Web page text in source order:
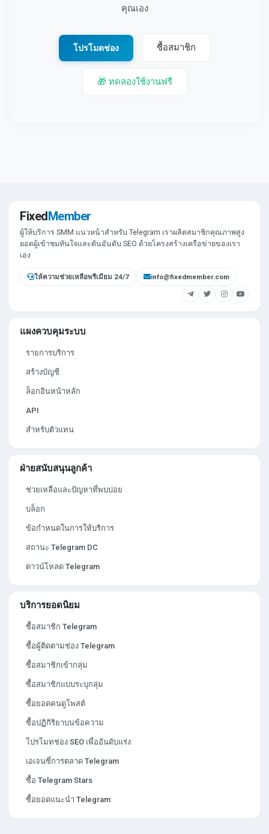
คุณเอง
โปรโมตช่อง ซื้อสมาชิก
🎁 ทดลองใช้งานฟรี
FixedMember
ผู้ให้บริการ SMM แนวหน้าสำหรับ Telegram เราผลิตสมาชิกคุณภาพสูง
ยอดผู้เข้าชมทันใจและดันอันดับ SEO ด้วยโครงสร้างเครือข่ายของเรา
เอง
ให้ความช่วยเหลือพรีเมียม 24/7 info@fixedmember.com
แผงควบคุมระบบ
รายการบริการ
สร้างบัญชี
ล็อกอินหน้าหลัก
API
สำหรับตัวแทน
ฝ่ายสนับสนุนลูกค้า
ช่วยเหลือและปัญหาที่พบบ่อย
บล็อก
ข้อกำหนดในการให้บริการ
สถานะ Telegram DC
ดาวน์โหลด Telegram
บริการยอดนิยม
ซื้อสมาชิก Telegram
ซื้อผู้ติดตามช่อง Telegram
ซื้อสมาชิกเข้ากลุ่ม
ซื้อสมาชิกแบบระบุกลุ่ม
ซื้อยอดคนดูโพสต์
ซื้อปฏิกิริยาบนข้อความ
โปรโมทช่อง SEO เพื่ออันดับแร่ง
เอเจนซี่การตลาด Telegram
ซื้อ Telegram Stars
ซื้อยอดแนะนำ Telegram